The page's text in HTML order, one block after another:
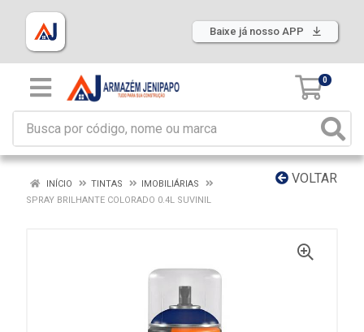
Baixe já nosso APP
0
VOLTAR
INÍCIO TINTAS
IMOBILIÁRIAS
SPRAY BRILHANTE COLORADO 0.4L SUVINIL